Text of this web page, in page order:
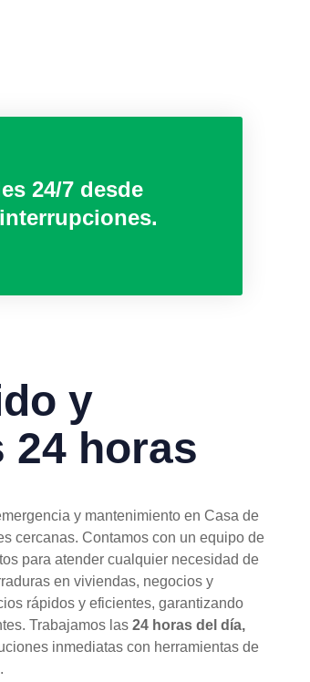
24/7 desde
y
24 horas
y mantenimiento en Casa de
cercanas. Contamos con un equipo de
para atender cualquier necesidad de
en viviendas, negocios y
rápidos y eficientes, garantizando
Trabajamos las 24 horas del día,
inmediatas con herramientas de